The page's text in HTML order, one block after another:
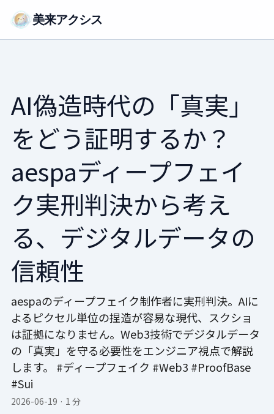
美来アクシス
AI偽造時代の「真実」
をどう証明するか？
aespaディープフェイ
ク実刑判決から考え
る、デジタルデータの
信頼性
aespaのディープフェイク制作者に実刑判決。AIに
よるピクセル単位の捏造が容易な現代、スクショ
は証拠になりません。Web3技術でデジタルデータ
の「真実」を守る必要性をエンジニア視点で解説
します。 #ディープフェイク #Web3 #ProofBase
#Sui
2026-06-19 · 1 分